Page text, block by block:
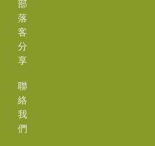
部
落
客
分
享
聯
絡
我
們